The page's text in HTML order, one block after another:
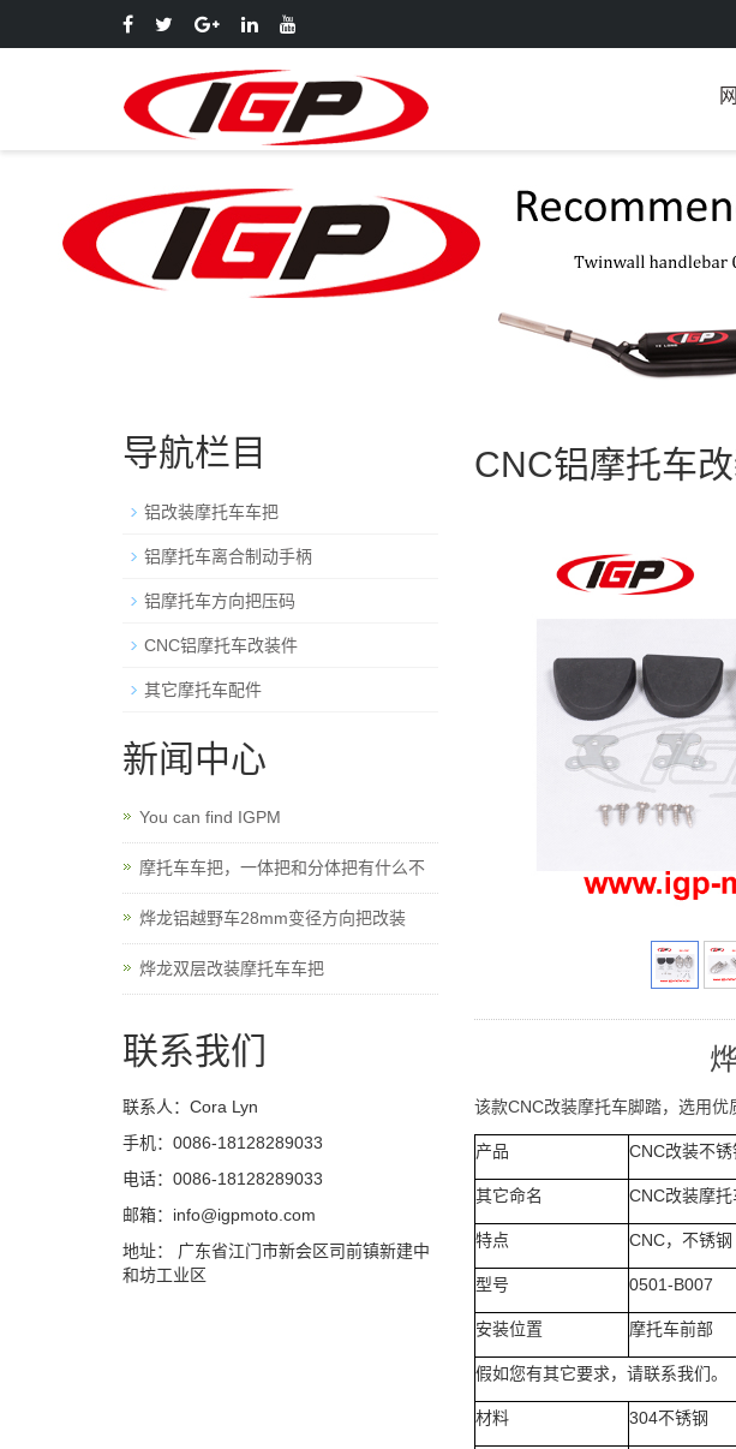
CNC铝摩托车
该款CNC改装摩托车脚踏，选用优
产品 CNC改装不
其它命名 CNC改装摩
特点 CNC，不锈钢
型号 0501-B007
安装位置 摩托车前部
假如您有其它要求，请联系我们。
材料 304不锈钢
导航栏目
铝改装摩托车车把
铝摩托车离合制动手柄
铝摩托车方向把压码
CNC铝摩托车改装件
其它摩托车配件
新闻中心
You can find IGPM
摩托车车把，一体把和分体把有什么不
烨龙铝越野车28mm变径方向把改装
烨龙双层改装摩托车车把
联系我们
联系人：Cora Lyn
手机：0086-18128289033
电话：0086-18128289033
邮箱：info@igpmoto.com
地址： 广东省江门市新会区司前镇新建中
和坊工业区